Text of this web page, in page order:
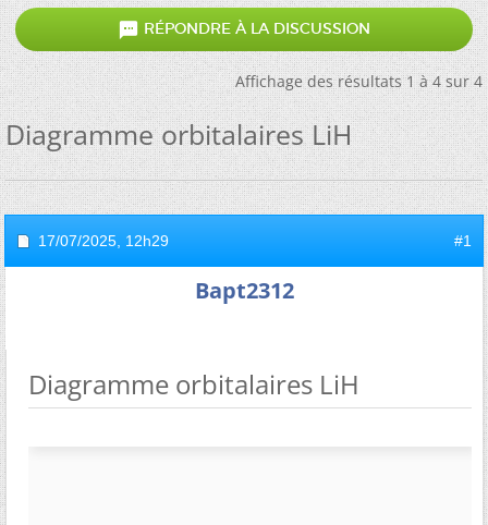
 RÉPONDRE À LA DISCUSSION
Affichage des résultats 1 à 4 sur 4
Diagramme orbitalaires LiH
17/07/2025, 12h29 #1
Bapt2312
Diagramme orbitalaires LiH